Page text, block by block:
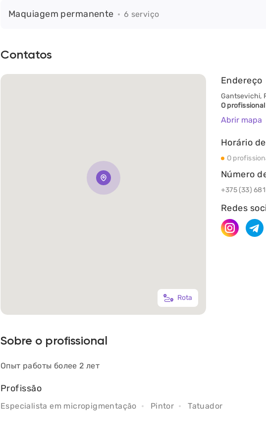
Maquiagem permanente 6 serviço
Contatos
Rota
Endereço
Gantsevichi,
O
Abrir mapa
Horário
O
Número
+375 (33)
Redes
Sobre o profissional
Опыт работы более 2 лет
Profissão
Especialista em micropigmentação Pintor Tatuador